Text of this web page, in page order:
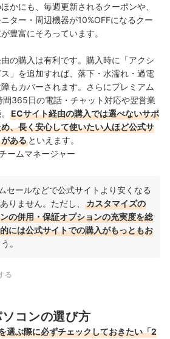
かにも、毎週更新されるクーポンや、
ター・周辺機器が10%OFFになるクー
豊富にそろっています。
の購入は有利です。購入時に「アクシ
」を追加すれば、落下・水濡れ・過電
もカバーされます。さらにプレミアム
365日の電話・チャット対応や翌営業
ECサイト経由の購入では選べないサポ
、長く安心して使いたい人ほど公式サ
ある といえます。
ームマネージャー
セールなどで公式サイトより安くなる
りません。ただし、
カスタマイズの
の併用・保証オプションの充実度を総
には公式サイトでの購入がもっともお
。
る
コンの選び方
選ぶ際に必ずチェックしておきたい「2